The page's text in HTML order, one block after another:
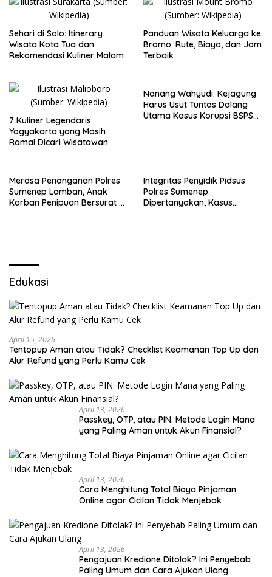
Sehari di Solo: Itinerary
Wisata Kota Tua dan
Rekomendasi Kuliner Malam
Panduan Wisata Keluarga ke
Bromo: Rute, Biaya, dan Jam
Terbaik
7 Kuliner Legendaris
Yogyakarta yang Masih
Ramai Dicari Wisatawan
Nanang Wahyudi: Kejagung
Harus Usut Tuntas Dalang
Utama Kasus Korupsi BSPS
Merasa Penanganan Polres
Sumenep Lamban, Anak
Korban Penipuan Bersurat ke
Integritas Penyidik Pidsus
Polres Sumenep
Dipertanyakan, Kasus
Edukasi
April 15, 2026
Tentopup Aman atau Tidak? Checklist Keamanan Top Up dan
Alur Refund yang Perlu Kamu Cek
April 13, 2026
Passkey, OTP, atau PIN: Metode Login Mana
yang Paling Aman untuk Akun Finansial?
April 13, 2026
Cara Menghitung Total Biaya Pinjaman
Online agar Cicilan Tidak Menjebak
April 13, 2026
Pengajuan Kredione Ditolak? Ini Penyebab
Paling Umum dan Cara Ajukan Ulang